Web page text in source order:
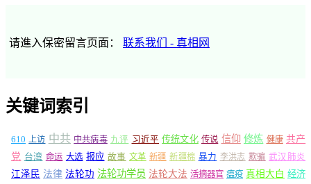
请進入保密留言页面： 联系我们 - 真相网
关键词索引
610 上访 中共 中共病毒 九评 习近平 传统文化 传说 信仰 修炼 健康 共产
党 台湾 命运 大选 报应 故事 文革 新疆 新疆棉 暴力 李洪志 欺骗 武汉肺炎
江泽民 法律 法轮功 法轮功学员 法轮大法 活摘器官 瘟疫 真相大白 经济